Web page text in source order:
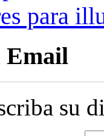
para
Email
su